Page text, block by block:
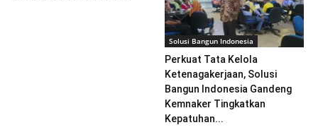
Solusi Bangun Indonesia
Perkuat Tata Kelola
Ketenagakerjaan, Solusi
Bangun Indonesia Gandeng
Kemnaker Tingkatkan
Kepatuhan...